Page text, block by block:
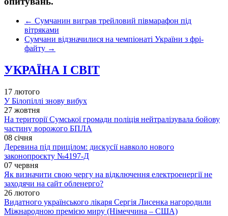
← Сумчанин виграв трейловий півмарафон під
вітряками
Сумчани відзначилися на чемпіонаті України з фрі-
файту →
УКРАЇНА І СВІТ
17 лютого
У Білопіллі знову вибух
27 жовтня
На території Сумської громади поліція нейтралізувала бойову
частину ворожого БПЛА
08 січня
Деревина під прицілом: дискусії навколо нового
законопроєкту №4197-Д
07 червня
Як визначити свою чергу на відключення електроенергії не
заходячи на сайт обленерго?
26 лютого
Видатного українського лікаря Сергія Лисенка нагородили
Міжнародною премією миру (Німеччина – США)